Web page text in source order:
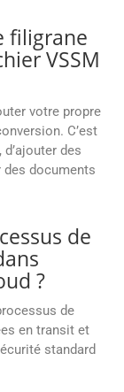
filigrane
VSSM
votre propre
C’est
des
des documents
de
?
de
en transit et
standard